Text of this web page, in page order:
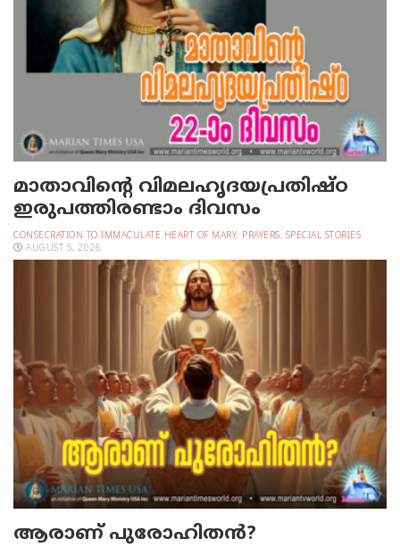
മാതാവിന്റെ വിമലഹൃദയപ്രതിഷ്ഠ
ഇരുപത്തിരണ്ടാം ദിവസം
CONSECRATION TO IMMACULATE HEART OF MARY, PRAYERS, SPECIAL STORIES
AUGUST 5, 2026
ആരാണ് പുരോഹിതൻ?